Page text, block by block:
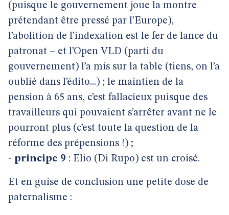
(puisque le gouvernement joue la montre
prétendant être pressé par l’Europe),
l’abolition de l’indexation est le fer de lance du
patronat – et l’Open VLD (parti du
gouvernement) l’a mis sur la table (tiens, on l’a
oublié dans l’édito...) ; le maintien de la
pension à 65 ans, c’est fallacieux puisque des
travailleurs qui pouvaient s’arrêter avant ne le
pourront plus (c’est toute la question de la
réforme des prépensions !) ;
- principe 9 : Elio (Di Rupo) est un croisé.
Et en guise de conclusion une petite dose de
paternalisme :